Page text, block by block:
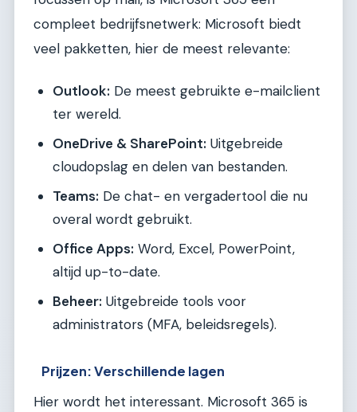
compleet bedrijfsnetwerk: Microsoft biedt
veel pakketten, hier de meest relevante:
Outlook: De meest gebruikte e-mailclient
ter wereld.
OneDrive & SharePoint: Uitgebreide
cloudopslag en delen van bestanden.
Teams: De chat- en vergadertool die nu
overal wordt gebruikt.
Office Apps: Word, Excel, PowerPoint,
altijd up-to-date.
Beheer: Uitgebreide tools voor
administrators (MFA, beleidsregels).
Prijzen: Verschillende lagen
Hier wordt het interessant. Microsoft 365 is